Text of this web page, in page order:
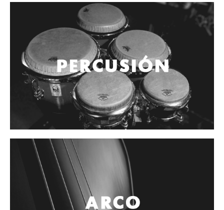
Audífonos y monitoreo personal
Estantes y soportes
Instalaciones y publicidad
Accesorios
Controladores
Mezcladora
Interfaz
Agujas
Audifonos
Accesorios
Luces y Escenario